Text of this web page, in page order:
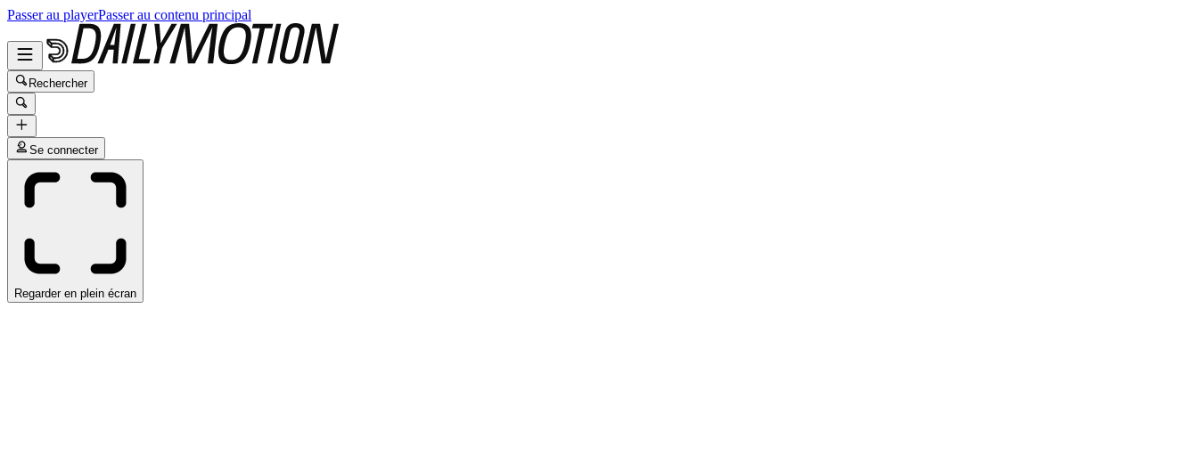
Passer au playerPasser au contenu principal
Rechercher
Se connecter
Regarder en plein écran